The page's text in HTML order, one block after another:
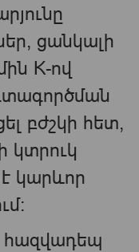
ցանկալի
K-ով
բժշկի հետ,
կտրուկ
կարևոր
հազվադեպ